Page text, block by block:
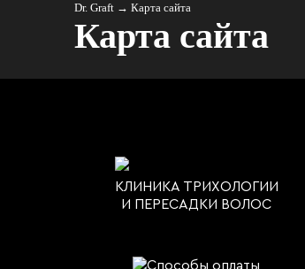
Dr. Graft → Карта сайта
Карта сайта
КЛИНИКА ТРИХОЛОГИИ
И ПЕРЕСАДКИ ВОЛОС